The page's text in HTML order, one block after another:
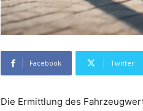
Facebook Twitter
Die Ermittlung des